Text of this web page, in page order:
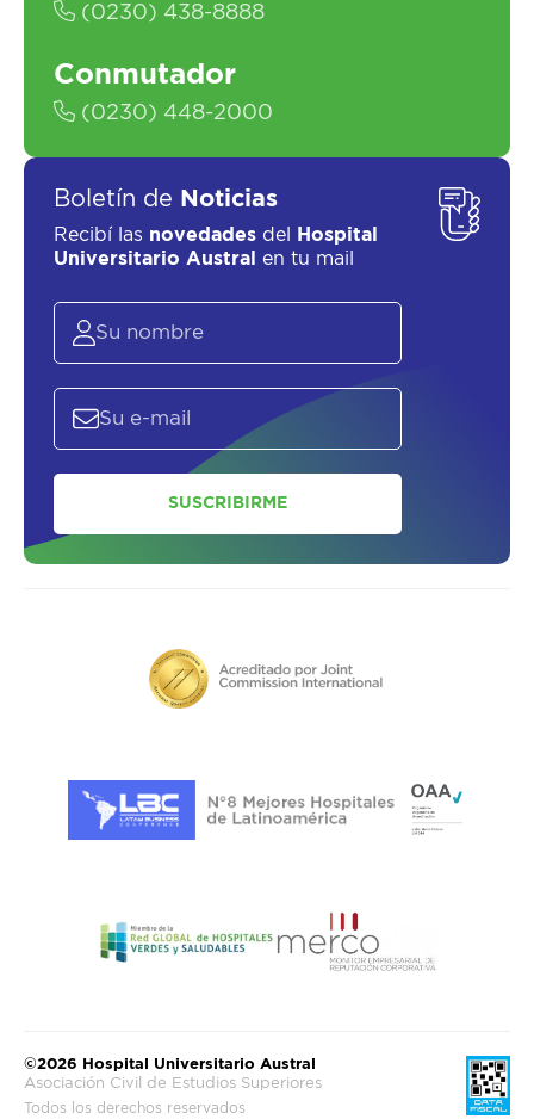
(0230) 438-8888
Conmutador
(0230) 448-2000
Boletín de Noticias
Recibí las novedades del
Hospital
Universitario Austral
en tu mail
SUSCRIBIRME
©2026 Hospital Universitario Austral
Asociación Civil de Estudios Superiores
Todos los derechos reservados